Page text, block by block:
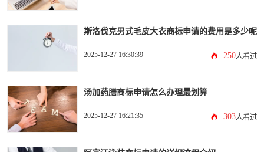
斯洛伐克男式毛皮大衣商标申请的费用是多少呢
2025-12-27 16:30:39 250人看过
汤加药膳商标申请怎么办理最划算
2025-12-27 16:21:35 303人看过